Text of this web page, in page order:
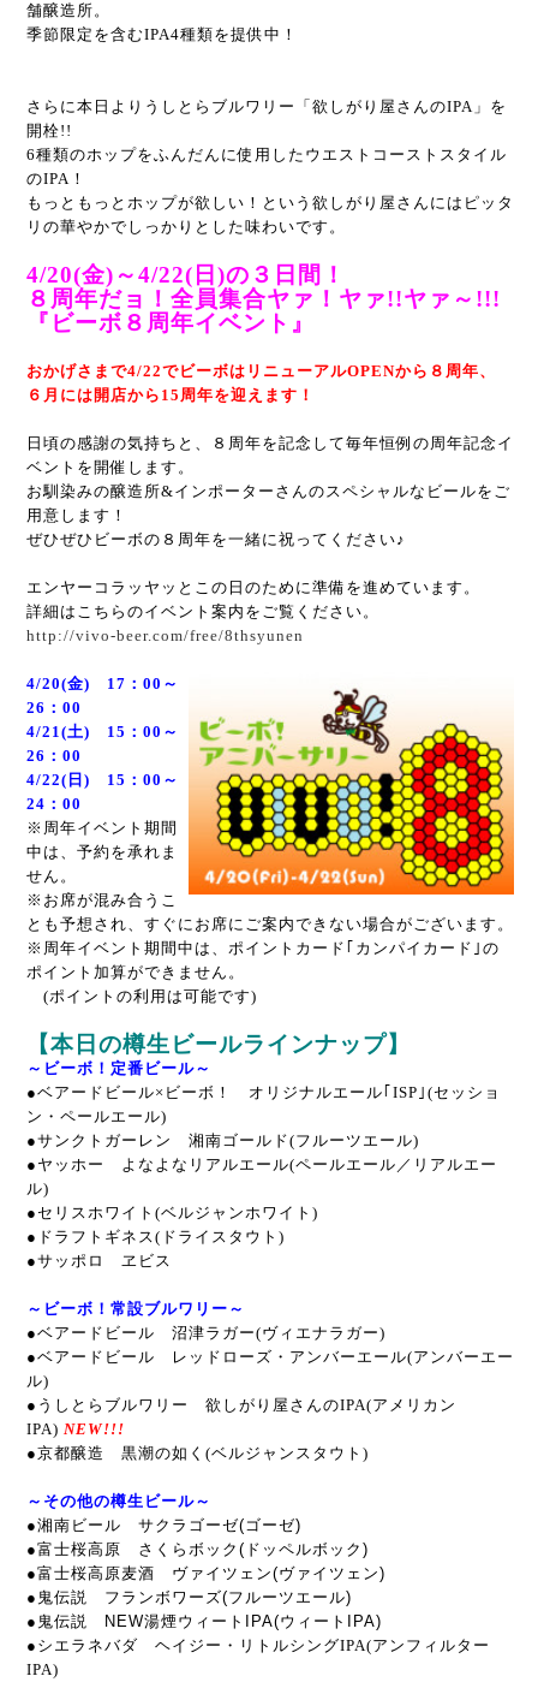
舗醸造所。
季節限定を含むIPA4種類を提供中！
さらに本日よりうしとらブルワリー「欲しがり屋さんのIPA」を
開栓!!
6種類のホップをふんだんに使用したウエストコーストスタイル
のIPA！
もっともっとホップが欲しい！という欲しがり屋さんにはピッタ
リの華やかでしっかりとした味わいです。
4/20(金)～4/22(日)の３日間！
８周年だョ！全員集合ヤァ！ヤァ!!ヤァ～!!!
『ビーボ８周年イベント』
おかげさまで4/22でビーボはリニューアルOPENから８周年、
６月には開店から15周年を迎えます！
日頃の感謝の気持ちと、８周年を記念して毎年恒例の周年記念イ
ベントを開催します。
お馴染みの醸造所&インポーターさんのスペシャルなビールをご
用意します！
ぜひぜひビーボの８周年を一緒に祝ってください♪
エンヤーコラッヤッとこの日のために準備を進めています。
詳細はこちらのイベント案内をご覧ください。
http://vivo-beer.com/free/8thsyunen
4/20(金) 17：00～
26：00
4/21(土) 15：00～
26：00
4/22(日) 15：00～
24：00
※周年イベント期間
中は、予約を承れま
せん。
※お席が混み合うこ
とも予想され、すぐにお席にご案内できない場合がございます。
※周年イベント期間中は、ポイントカード｢カンパイカード｣の
ポイント加算ができません。
(ポイントの利用は可能です)
【本日の樽生ビールラインナップ】
～ビーボ！定番ビール～
●ベアードビール×ビーボ！ オリジナルエール｢ISP｣(セッショ
ン・ペールエール)
●サンクトガーレン 湘南ゴールド(フルーツエール)
● ヤッホー よなよなリアルエール(ペールエール／リアルエー
ル)
● セリスホワイト(ベルジャンホワイト)
● ドラフトギネス(ドライスタウト)
●サッポロ ヱビス
～ビーボ！常設ブルワリー～
●ベアードビール 沼津ラガー(ヴィエナラガー)
●ベアードビール レッドローズ・アンバーエール(アンバーエー
ル)
● うしとらブルワリー
欲しがり屋さんのIPA(アメリカン
IPA) NEW!!!
●京都醸造 黒潮の如く(ベルジャンスタウト)
～その他の樽生ビール～
●湘南ビール サクラゴーゼ(ゴーゼ)
●富士桜高原 さくらボック(ドッペルボック)
●富士桜高原麦酒 ヴァイツェン(ヴァイツェン)
●鬼伝説 フランボワーズ(フルーツエール)
●鬼伝説 NEW湯煙ウィートIPA(ウィートIPA)
●シエラネバダ ヘイジー・リトルシングIPA(アンフィルター
IPA)